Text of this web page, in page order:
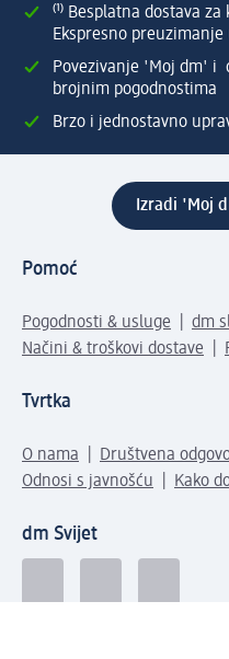
⁽¹⁾ Besplatna dostava
Ekspresno
Povezivanje 'Moj dm' i
brojnim pogodnostima
Brzo i jednostavno
Izradi 'Moj
Pomoć
Pogodnosti & usluge
dm
Načini & troškovi dostave
Tvrtka
O nama Društvena
Odnosi s javnošću
Kako
dm Svijet